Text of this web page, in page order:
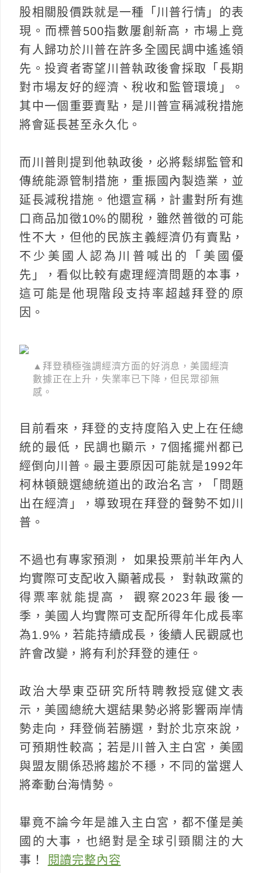
股相關股價跌就是一種「川普行情」的表
現。而標普500指數屢創新高，市場上竟
有人歸功於川普在許多全國民調中遙遙領
先。投資者寄望川普執政後會採取「長期
對市場友好的經濟、稅收和監管環境」。
其中一個重要賣點，是川普宣稱減稅措施
將會延長甚至永久化。
而川普則提到他執政後，必將鬆綁監管和
傳統能源管制措施，重振國內製造業，並
延長減稅措施。他還宣稱，計畫對所有進
口商品加徵10%的關稅，雖然普徵的可能
性不大，但他的民族主義經濟仍有賣點，
不少美國人認為川普喊出的「美國優
先」，看似比較有處理經濟問題的本事，
這可能是他現階段支持率超越拜登的原
因。
▲拜登積極強調經濟方面的好消息，美國經濟
數據正在上升，失業率已下降，但民眾卻無
感。
目前看來，拜登的支持度陷入史上在任總
統的最低，民調也顯示，7個搖擺州都已
經倒向川普。最主要原因可能就是1992年
柯林頓競選總統道出的政治名言，「問題
出在經濟」，導致現在拜登的聲勢不如川
普。
不過也有專家預測， 如果投票前半年內人
均實際可支配收入顯著成長， 對執政黨的
得票率就能提高， 觀察2023年最後一
季，美國人均實際可支配所得年化成長率
為1.9%，若能持續成長，後續人民觀感也
許會改變，將有利於拜登的連任。
政治大學東亞研究所特聘教授寇健文表
示，美國總統大選結果勢必將影響兩岸情
勢走向，拜登倘若勝選，對於北京來說，
可預期性較高；若是川普入主白宮，美國
與盟友關係恐將趨於不穩，不同的當選人
將牽動台海情勢。
畢竟不論今年是誰入主白宮，都不僅是美
國的大事，也絕對是全球引頸關注的大
事！
閱讀完整內容